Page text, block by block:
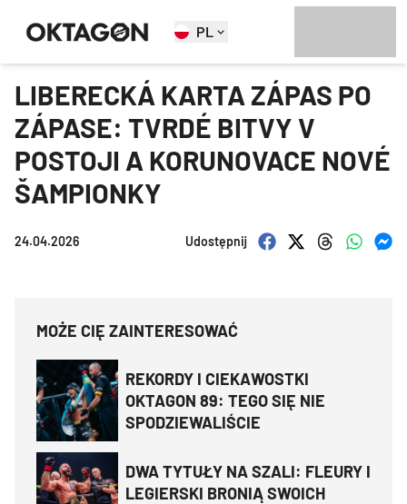
PL
LIBERECKÁ KARTA ZÁPAS PO
ZÁPASE: TVRDÉ BITVY V
POSTOJI A KORUNOVACE NOVÉ
ŠAMPIONKY
24.04.2026 Udostępnij
MOŻE CIĘ ZAINTERESOWAĆ
REKORDY I CIEKAWOSTKI
OKTAGON 89: TEGO SIĘ NIE
SPODZIEWALIŚCIE
DWA TYTUŁY NA SZALI: FLEURY I
LEGIERSKI BRONIĄ SWOICH